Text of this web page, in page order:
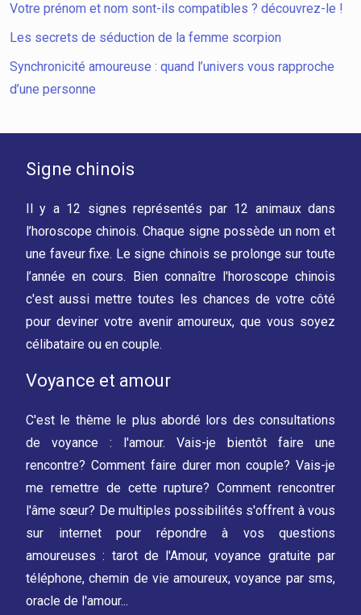
Votre prénom et nom sont-ils compatibles ? découvrez-le !
Les secrets de séduction de la femme scorpion
Synchronicité amoureuse : quand l’univers vous rapproche
d’une personne
Signe chinois
Il y a 12 signes représentés par 12 animaux dans
l’horoscope chinois. Chaque signe possède un nom et
une faveur fixe. Le signe chinois se prolonge sur toute
l’année en cours. Bien connaître l'horoscope chinois
c'est aussi mettre toutes les chances de votre côté
pour deviner votre avenir amoureux, que vous soyez
célibataire ou en couple.
Voyance et amour
C'est le thème le plus abordé lors des consultations
de voyance : l'amour. Vais-je bientôt faire une
rencontre? Comment faire durer mon couple? Vais-je
me remettre de cette rupture? Comment rencontrer
l'âme sœur? De multiples possibilités s'offrent à vous
sur internet pour répondre à vos questions
amoureuses : tarot de l'Amour, voyance gratuite par
téléphone, chemin de vie amoureux, voyance par sms,
oracle de l'amour...